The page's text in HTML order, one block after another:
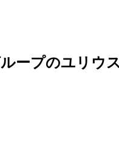
ープのユリウ